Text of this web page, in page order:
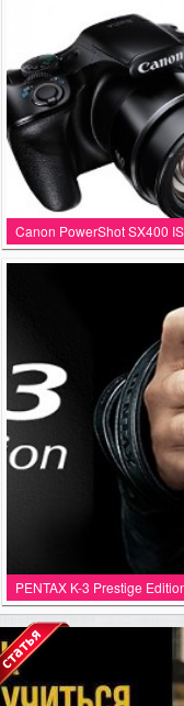
Canon PowerShot SX400
PENTAX K-3 Prestige